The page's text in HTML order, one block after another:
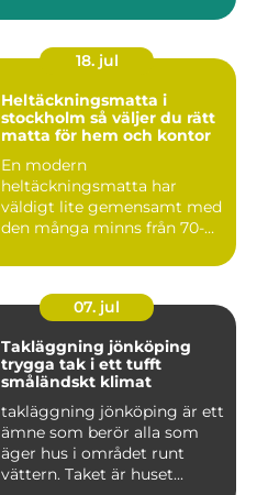
18. jul
Heltäckningsmatta i
stockholm så väljer du rätt
matta för hem och kontor
En modern
heltäckningsmatta har
väldigt lite gemensamt med
den många minns från 70-
07. jul
Takläggning jönköping
trygga tak i ett tufft
småländskt klimat
takläggning jönköping är ett
ämne som berör alla som
äger hus i området runt
vättern. Taket är huset...